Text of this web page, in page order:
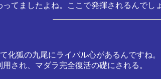
てましたよね。ここで発揮されるんでし
化狐の九尾にライバル心があるんですね。
され、マダラ完全復活の礎にされる。